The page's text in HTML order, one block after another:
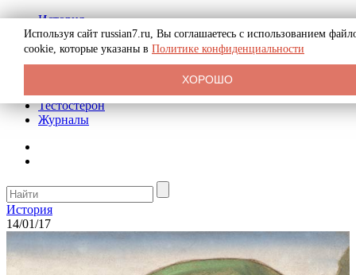
История
Биография
Криминал
Реклама на сайте
Тестостерон
Журналы
История
14/01/17
Используя сайт russian7.ru, Вы соглашаетесь с использованием
cookie, которые указаны в Политике конфиденциальности
ХОРОШО